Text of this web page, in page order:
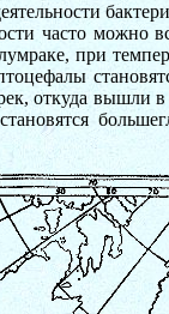
часто можно
при
откуда